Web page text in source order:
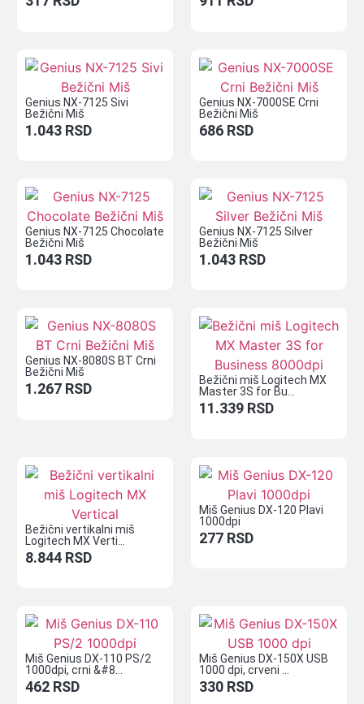
Genius NX-7125 Sivi
Bežični Miš
1.043 RSD
Genius NX-7000SE Crni
Bežični Miš
686 RSD
Genius NX-7125 Chocolate
Bežični Miš
1.043 RSD
Genius NX-7125 Silver
Bežični Miš
1.043 RSD
Genius NX-8080S BT Crni
Bežični Miš
1.267 RSD
Bežični miš Logitech MX
Master 3S for Bu...
11.339 RSD
Bežični vertikalni miš
Logitech MX Verti...
8.844 RSD
Miš Genius DX-120 Plavi
1000dpi
277 RSD
Miš Genius DX-110 PS/2
1000dpi, crni &#8...
462 RSD
Miš Genius DX-150X USB
1000 dpi, crveni ...
330 RSD